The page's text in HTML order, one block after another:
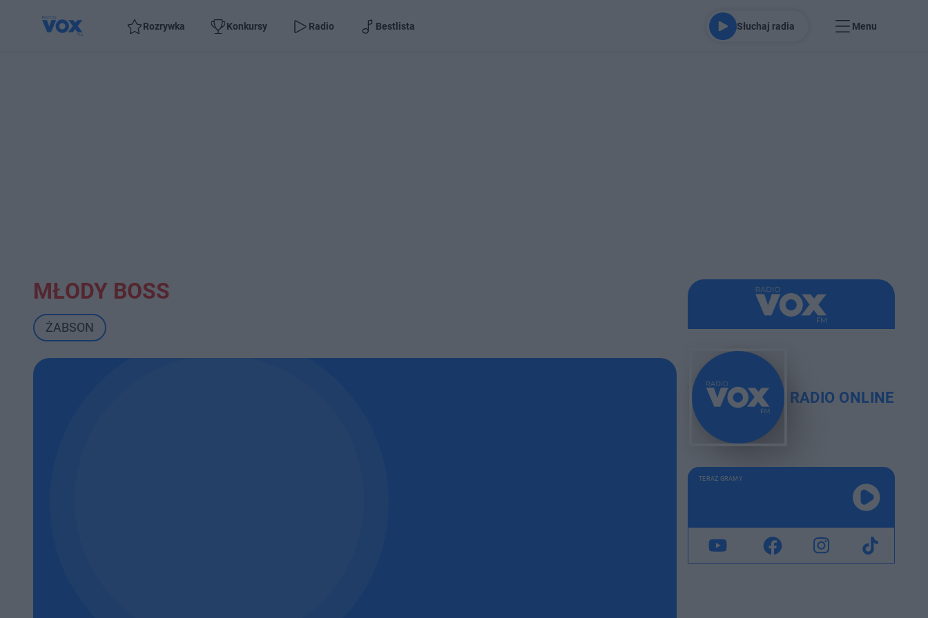
Rozrywka Konkursy Radio Bestlista Słuchaj radia Menu
MŁODY BOSS
ŻABSON
RADIO ONLINE
TERAZ GRAMY